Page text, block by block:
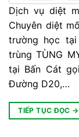
Dịch vụ diệt
Chuyên diệt
trường học
trùng TÙNG
tại Bấn Cát
Đường D20,…
TIẾP TỤC ĐỌC →